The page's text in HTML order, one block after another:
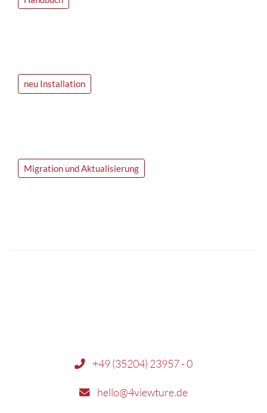
neu Installation
Migration und Aktualisierung
+49 (35204) 23957 - 0
hello@4viewture.de